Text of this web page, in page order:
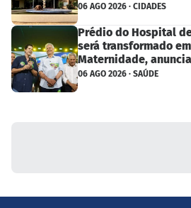
06 AGO 2026 · CIDADES
Prédio do Hospital
será transformado
Maternidade,
06 AGO 2026 · SAÚDE